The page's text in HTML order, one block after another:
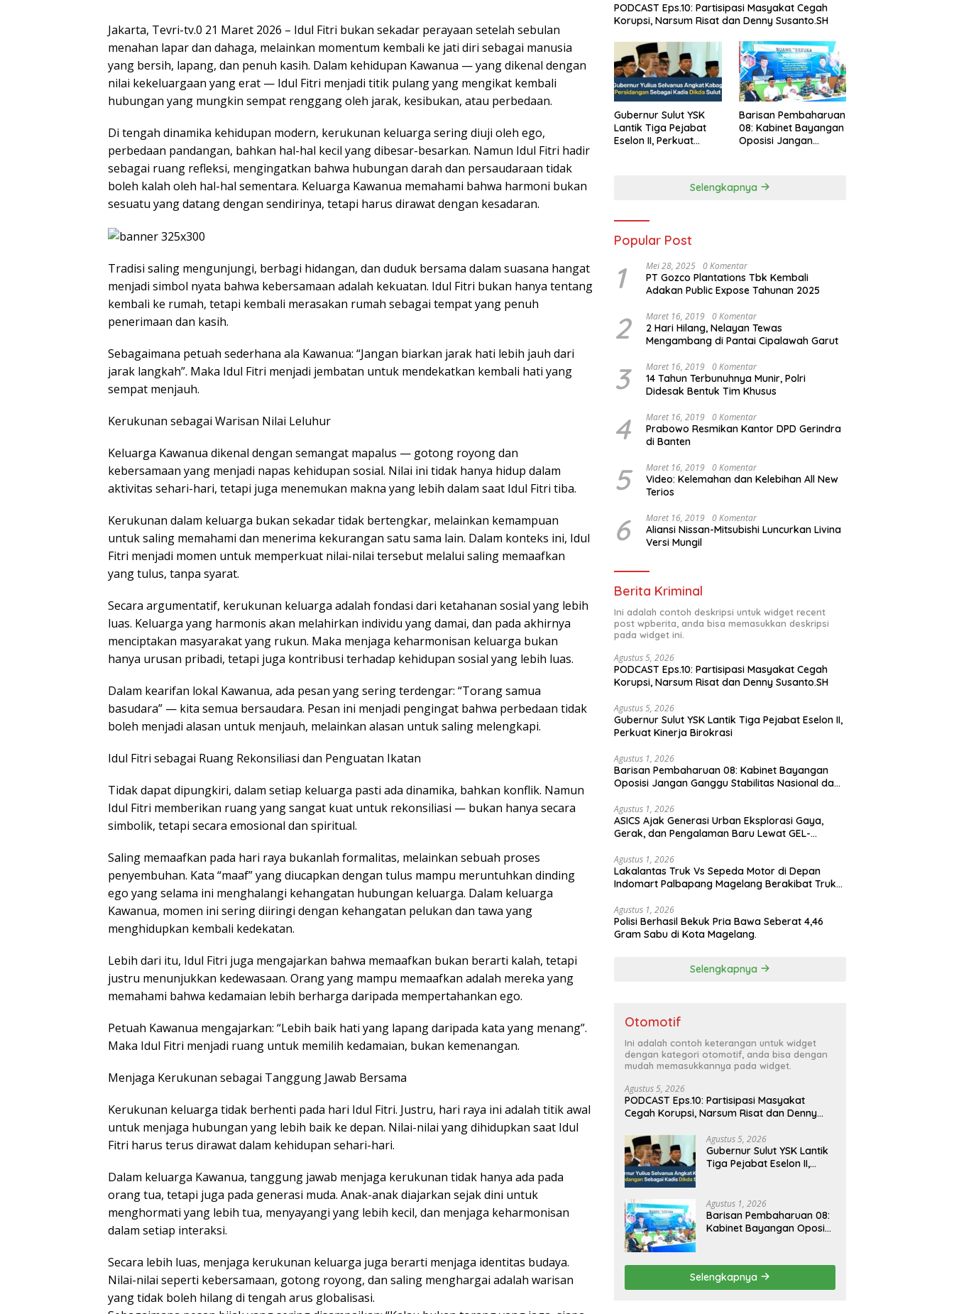
Jakarta, Tevri-tv.0 21 Maret 2026 – Idul Fitri bukan sekadar perayaan setelah sebulan
menahan lapar dan dahaga, melainkan momentum kembali ke jati diri sebagai manusia
yang bersih, lapang, dan penuh kasih. Dalam kehidupan Kawanua — yang dikenal dengan
nilai kekeluargaan yang erat — Idul Fitri menjadi titik pulang yang mengikat kembali
hubungan yang mungkin sempat renggang oleh jarak, kesibukan, atau perbedaan.
Di tengah dinamika kehidupan modern, kerukunan keluarga sering diuji oleh ego,
perbedaan pandangan, bahkan hal-hal kecil yang dibesar-besarkan. Namun Idul Fitri hadir
sebagai ruang refleksi, mengingatkan bahwa hubungan darah dan persaudaraan tidak
boleh kalah oleh hal-hal sementara. Keluarga Kawanua memahami bahwa harmoni bukan
sesuatu yang datang dengan sendirinya, tetapi harus dirawat dengan kesadaran.
Tradisi saling mengunjungi, berbagi hidangan, dan duduk bersama dalam suasana hangat
menjadi simbol nyata bahwa kebersamaan adalah kekuatan. Idul Fitri bukan hanya tentang
kembali ke rumah, tetapi kembali merasakan rumah sebagai tempat yang penuh
penerimaan dan kasih.
Sebagaimana petuah sederhana ala Kawanua: “Jangan biarkan jarak hati lebih jauh dari
jarak langkah”. Maka Idul Fitri menjadi jembatan untuk mendekatkan kembali hati yang
sempat menjauh.
Kerukunan sebagai Warisan Nilai Leluhur
Keluarga Kawanua dikenal dengan semangat mapalus — gotong royong dan
kebersamaan yang menjadi napas kehidupan sosial. Nilai ini tidak hanya hidup dalam
aktivitas sehari-hari, tetapi juga menemukan makna yang lebih dalam saat Idul Fitri tiba.
Kerukunan dalam keluarga bukan sekadar tidak bertengkar, melainkan kemampuan
untuk saling memahami dan menerima kekurangan satu sama lain. Dalam konteks ini, Idul
Fitri menjadi momen untuk memperkuat nilai-nilai tersebut melalui saling memaafkan
yang tulus, tanpa syarat.
Secara argumentatif, kerukunan keluarga adalah fondasi dari ketahanan sosial yang lebih
luas. Keluarga yang harmonis akan melahirkan individu yang damai, dan pada akhirnya
menciptakan masyarakat yang rukun. Maka menjaga keharmonisan keluarga bukan
hanya urusan pribadi, tetapi juga kontribusi terhadap kehidupan sosial yang lebih luas.
Dalam kearifan lokal Kawanua, ada pesan yang sering terdengar: “Torang samua
basudara” — kita semua bersaudara. Pesan ini menjadi pengingat bahwa perbedaan tidak
boleh menjadi alasan untuk menjauh, melainkan alasan untuk saling melengkapi.
Idul Fitri sebagai Ruang Rekonsiliasi dan Penguatan Ikatan
Tidak dapat dipungkiri, dalam setiap keluarga pasti ada dinamika, bahkan konflik. Namun
Idul Fitri memberikan ruang yang sangat kuat untuk rekonsiliasi — bukan hanya secara
simbolik, tetapi secara emosional dan spiritual.
Saling memaafkan pada hari raya bukanlah formalitas, melainkan sebuah proses
penyembuhan. Kata “maaf” yang diucapkan dengan tulus mampu meruntuhkan dinding
ego yang selama ini menghalangi kehangatan hubungan keluarga. Dalam keluarga
Kawanua, momen ini sering diiringi dengan kehangatan pelukan dan tawa yang
menghidupkan kembali kedekatan.
Lebih dari itu, Idul Fitri juga mengajarkan bahwa memaafkan bukan berarti kalah, tetapi
justru menunjukkan kedewasaan. Orang yang mampu memaafkan adalah mereka yang
memahami bahwa kedamaian lebih berharga daripada mempertahankan ego.
Petuah Kawanua mengajarkan: “Lebih baik hati yang lapang daripada kata yang menang”.
Maka Idul Fitri menjadi ruang untuk memilih kedamaian, bukan kemenangan.
Menjaga Kerukunan sebagai Tanggung Jawab Bersama
Kerukunan keluarga tidak berhenti pada hari Idul Fitri. Justru, hari raya ini adalah titik awal
untuk menjaga hubungan yang lebih baik ke depan. Nilai-nilai yang dihidupkan saat Idul
Fitri harus terus dirawat dalam kehidupan sehari-hari.
Dalam keluarga Kawanua, tanggung jawab menjaga kerukunan tidak hanya ada pada
orang tua, tetapi juga pada generasi muda. Anak-anak diajarkan sejak dini untuk
menghormati yang lebih tua, menyayangi yang lebih kecil, dan menjaga keharmonisan
dalam setiap interaksi.
Secara lebih luas, menjaga kerukunan keluarga juga berarti menjaga identitas budaya.
Nilai-nilai seperti kebersamaan, gotong royong, dan saling menghargai adalah warisan
yang tidak boleh hilang di tengah arus globalisasi.
PODCAST Eps.10: Partisipasi Masyakat Cegah
Korupsi, Narsum Risat dan Denny Susanto.SH
Gubernur Sulut YSK
Lantik Tiga Pejabat
Eselon II, Perkuat
Barisan Pembaharuan
08: Kabinet Bayangan
Oposisi Jangan
Prabowo-Gibran
Selengkapnya
Popular Post
1 Mei 28, 2025 0 Komentar
PT Gozco Plantations Tbk Kembali
Adakan Public Expose Tahunan 2025
2 Maret 16, 2019 0 Komentar
2 Hari Hilang, Nelayan Tewas
Mengambang di Pantai Cipalawah Garut
3 Maret 16, 2019 0 Komentar
14 Tahun Terbunuhnya Munir, Polri
Didesak Bentuk Tim Khusus
4 Maret 16, 2019 0 Komentar
Prabowo Resmikan Kantor DPD Gerindra
di Banten
5 Maret 16, 2019 0 Komentar
Video: Kelemahan dan Kelebihan All New
Terios
6 Maret 16, 2019 0 Komentar
Aliansi Nissan-Mitsubishi Luncurkan Livina
Versi Mungil
Berita Kriminal
Ini adalah contoh deskripsi untuk widget recent
post wpberita, anda bisa memasukkan deskripsi
pada widget ini.
Agustus 5, 2026
PODCAST Eps.10: Partisipasi Masyakat Cegah
Korupsi, Narsum Risat dan Denny Susanto.SH
Agustus 5, 2026
Gubernur Sulut YSK Lantik Tiga Pejabat Eselon II,
Perkuat Kinerja Birokrasi
Agustus 1, 2026
Barisan Pembaharuan 08: Kabinet Bayangan
Oposisi Jangan Ganggu Stabilitas Nasional dan
Agustus 1, 2026
ASICS Ajak Generasi Urban Eksplorasi Gaya,
Gerak, dan Pengalaman Baru Lewat GEL-
Agustus 1, 2026
Lakalantas Truk Vs Sepeda Motor di Depan
Indomart Palbapang Magelang Berakibat Truk
Agustus 1, 2026
Polisi Berhasil Bekuk Pria Bawa Seberat 4,46
Gram Sabu di Kota Magelang.
Selengkapnya
Otomotif
Ini adalah contoh keterangan untuk widget
dengan kategori otomotif, anda bisa dengan
mudah memasukkannya pada widget.
Agustus 5, 2026
PODCAST Eps.10: Partisipasi Masyakat
Cegah Korupsi, Narsum Risat dan Denny
Agustus 5, 2026
Gubernur Sulut YSK Lantik
Tiga Pejabat Eselon II,
Agustus 1, 2026
Barisan Pembaharuan 08:
Kabinet Bayangan Oposisi
Asta Cita Prabowo-Gibran
Selengkapnya